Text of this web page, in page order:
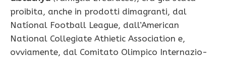
proibita, anche in prodotti dimagranti, dal
Natíonal Football League, dall’A­merican
National Colle­giate Athietic Association e,
ovviamente, dal Comi­tato Olimpico Internazio­